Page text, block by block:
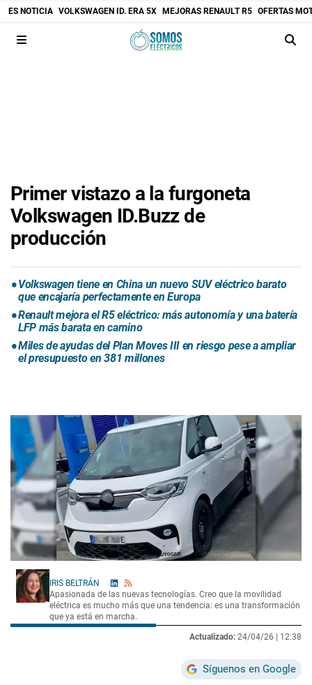
ES NOTICIA VOLKSWAGEN ID. ERA 5X MEJORAS RENAULT R5 OFERTAS
Primer vistazo a la furgoneta
Volkswagen ID.Buzz de
producción
Volkswagen tiene en China un nuevo SUV eléctrico barato
que encajaría perfectamente en Europa
Renault mejora el R5 eléctrico: más autonomía y una batería
LFP más barata en camino
Miles de ayudas del Plan Moves III en riesgo pese a ampliar
el presupuesto en 381 millones
IRIS BELTRÁN
Apasionada de las nuevas tecnologías. Creo que la movilidad
eléctrica es mucho más que una tendencia: es una transformación
que ya está en marcha.
Actualizado: 24/04/26 | 12:38
Síguenos en Google